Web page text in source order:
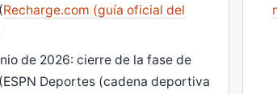
Recharge.com (guía oficial del
de 2026: cierre de la fase de
Deportes (cadena deportiva